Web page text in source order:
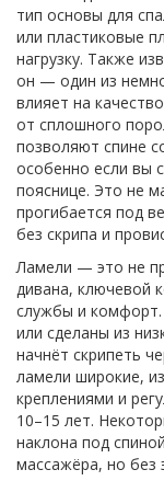
тип основы для
или пластиковые
нагрузку. Также
он — один из
влияет на
от сплошного
позволяют спине
особенно если вы
пояснице. Это не
прогибается под
без скрипа и
Ламели — это не
дивана, ключевой
службы и комфорт
или сделаны из
начнёт скрипеть
ламели широкие,
креплениями и
10–15 лет.
наклона под
массажёра, но без